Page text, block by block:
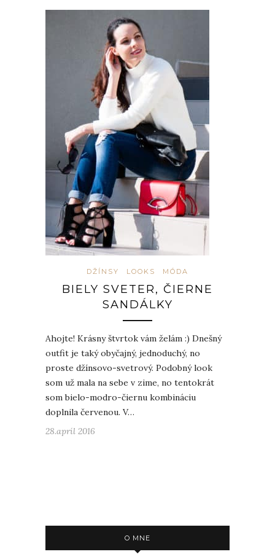
DŽÍNSY LOOKS MÓDA
BIELY SVETER, ČIERNE
SANDÁLKY
Ahojte! Krásny štvrtok vám želám :) Dnešný
outfit je taký obyčajný, jednoduchý, no
proste džínsovo-svetrový. Podobný look
som už mala na sebe v zime, no tentokrát
som bielo-modro-čiernu kombináciu
doplnila červenou. V…
28.apríl 2016
O MNE